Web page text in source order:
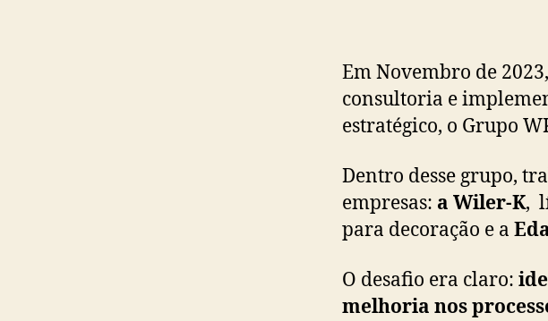
Em Novembro de
consultoria e
estratégico, o Grupo
Dentro desse grupo,
empresas: a Wiler-K,
para decoração e a
O desafio era claro:
melhoria nos